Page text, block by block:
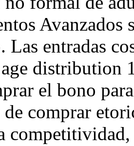
Las entradas
distribution
el bono
comprar